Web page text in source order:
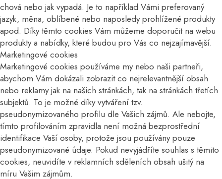
chová nebo jak vypadá. Je to například Vámi preferovaný
jazyk, měna, oblíbené nebo naposledy prohlížené produkty
apod. Díky těmto cookies Vám můžeme doporučit na webu
produkty a nabídky, které budou pro Vás co nejzajímavější.
Marketingové cookies
Marketingové cookies používáme my nebo naši partneři,
abychom Vám dokázali zobrazit co nejrelevantnější obsah
nebo reklamy jak na našich stránkách, tak na stránkách třetích
subjektů. To je možné díky vytváření tzv.
pseudonymizovaného profilu dle Vašich zájmů. Ale nebojte,
tímto profilováním zpravidla není možná bezprostřední
identifikace Vaší osoby, protože jsou používány pouze
pseudonymizované údaje. Pokud nevyjádříte souhlas s těmito
cookies, neuvidíte v reklamních sděleních obsah ušitý na
míru Vašim zájmům.